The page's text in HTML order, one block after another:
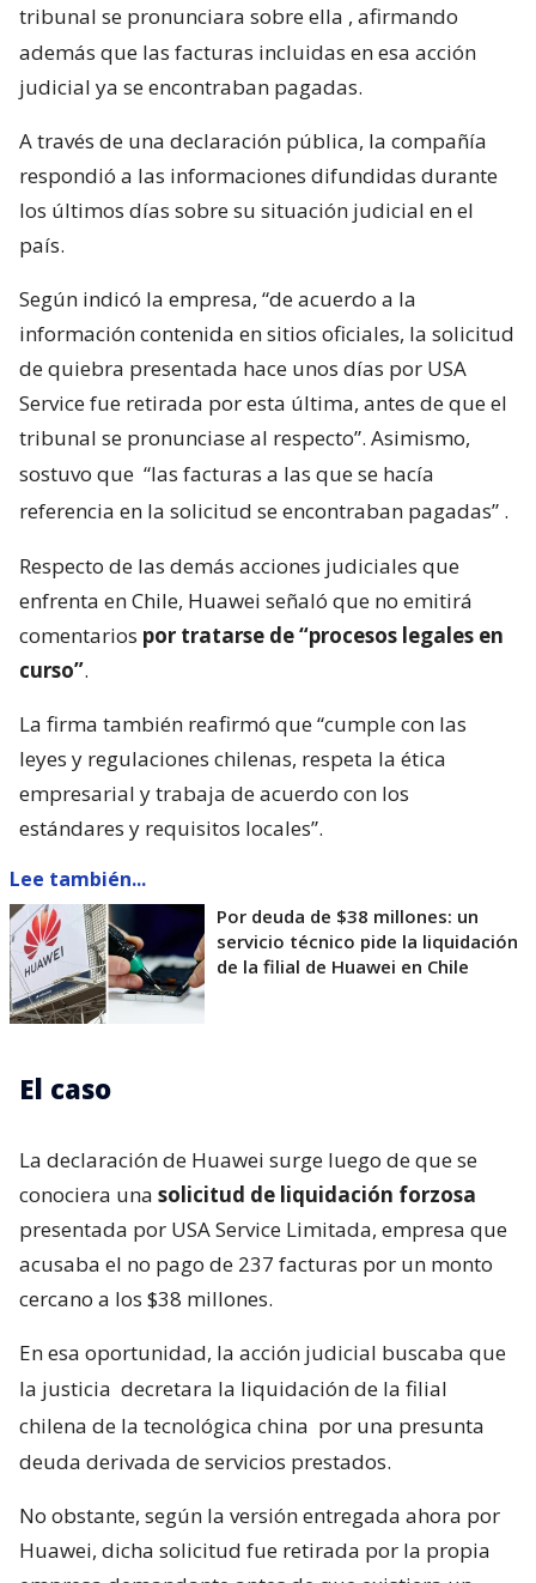
tribunal se pronunciara sobre ella , afirmando
además que las facturas incluidas en esa acción
judicial ya se encontraban pagadas.
A través de una declaración pública, la compañía
respondió a las informaciones difundidas durante
los últimos días sobre su situación judicial en el
país.
Según indicó la empresa, “de acuerdo a la
información contenida en sitios oficiales, la solicitud
de quiebra presentada hace unos días por USA
Service fue retirada por esta última, antes de que el
tribunal se pronunciase al respecto”. Asimismo,
sostuvo que “las facturas a las que se hacía
referencia en la solicitud se encontraban pagadas” .
Respecto de las demás acciones judiciales que
enfrenta en Chile, Huawei señaló que no emitirá
comentarios por tratarse de “procesos legales en
curso”.
La firma también reafirmó que “cumple con las
leyes y regulaciones chilenas, respeta la ética
empresarial y trabaja de acuerdo con los
estándares y requisitos locales”.
Lee también...
Por deuda de $38 millones: un
servicio técnico pide la liquidación
de la filial de Huawei en Chile
El caso
La declaración de Huawei surge luego de que se
conociera una solicitud de liquidación forzosa
presentada por USA Service Limitada, empresa que
acusaba el no pago de 237 facturas por un monto
cercano a los $38 millones.
En esa oportunidad, la acción judicial buscaba que
la justicia decretara la liquidación de la filial
chilena de la tecnológica china por una presunta
deuda derivada de servicios prestados.
No obstante, según la versión entregada ahora por
Huawei, dicha solicitud fue retirada por la propia